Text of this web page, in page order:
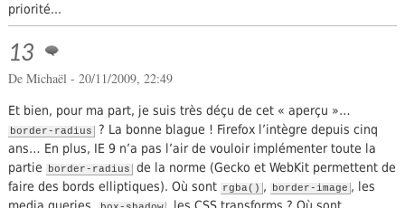
priorité...
13
De Michaël - 20/11/2009, 22:49
Et bien, pour ma part, je suis très déçu de cet « aperçu »…
border-radius ? La bonne blague ! Firefox l’intègre depuis cinq
ans… En plus, IE 9 n’a pas l’air de vouloir implémenter toute la
partie
border-radius de la norme (Gecko et WebKit permettent de
faire des bords elliptiques). Où sont rgba() , border-image , les
media queries,
, les CSS transforms ? Où sont